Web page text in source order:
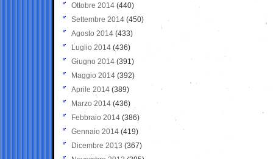
Ottobre 2014 (440)
Settembre 2014 (450)
Agosto 2014 (433)
Luglio 2014 (436)
Giugno 2014 (391)
Maggio 2014 (392)
Aprile 2014 (389)
Marzo 2014 (436)
Febbraio 2014 (386)
Gennaio 2014 (419)
Dicembre 2013 (367)